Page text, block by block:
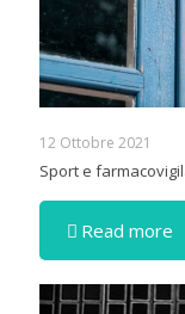
12 Ottobre 2021
Sport e
Read more